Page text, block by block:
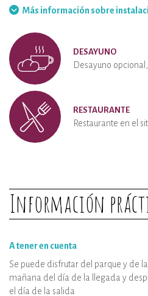
Más información sobre
DESAYUNO
Desayuno
RESTAURANTE
Restaurante en el
Información
A tener en cuenta
Se puede disfrutar del parque y de
mañana del día de la llegada y
el día de la salida